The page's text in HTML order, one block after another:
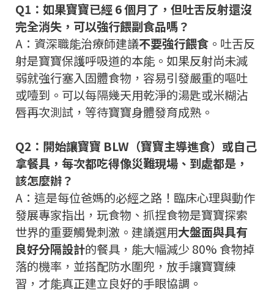
Q1：如果寶寶已經 6 個月了，但吐舌反射還沒
完全消失，可以強行餵副食品嗎？
A：資深職能治療師建議不要強行餵食 。吐舌反
射是寶寶保護呼吸道的本能。如果反射尚未減
弱就強行塞入固體食物，容易引發嚴重的嘔吐
或噎到。可以每隔幾天用乾淨的湯匙或米糊沾
唇再次測試，等待寶寶身體發育成熟。
Q2：開始讓寶寶 BLW（寶寶主導進食）或自己
拿餐具，每次都吃得像災難現場、到處都是，
該怎麼辦？
A：這是每位爸媽的必經之路！臨床心理與動作
發展專家指出，玩食物、抓捏食物是寶寶探索
世界的重要觸覺刺激。建議選用大盤面與具有
良好分隔設計的餐具，能大幅減少 80% 食物掉
落的機率，並搭配防水圍兜，放手讓寶寶練
習，才能真正建立良好的手眼協調。